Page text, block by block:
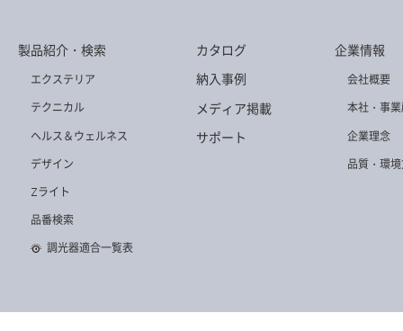
DD-3584-W DD-3578-LL DD-3519-L
製品紹介・検索
エクステリア
テクニカル
ヘルス＆ウェルネス
デザイン
Zライト
品番検索
調光器適合一覧表
カタログ
納入事例
メディア掲載
サポート
企業情報
会社概要
本社・事
企業理念
品質・環